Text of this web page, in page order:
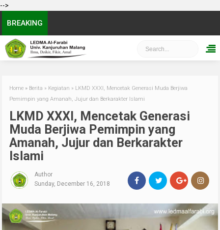
-->
BREAKING
Home » Berita » Kegiatan » LKMD XXXI, Mencetak Generasi Muda Berjiwa
Pemimpin yang Amanah, Jujur dan Berkarakter Islami
LKMD XXXI, Mencetak Generasi
Muda Berjiwa Pemimpin yang
Amanah, Jujur dan Berkarakter
Islami
Author
Sunday, December 16, 2018